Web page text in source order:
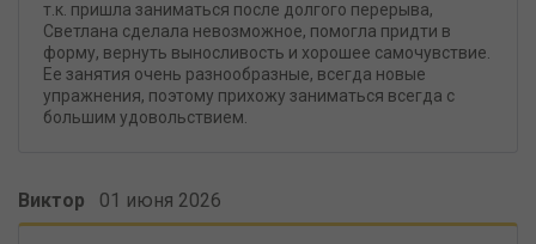
т.к. пришла заниматься после долгого перерыва,
Светлана сделала невозможное, помогла придти в
форму, вернуть выносливость и хорошее самочувствие.
Ее занятия очень разнообразные, всегда новые
упражнения, поэтому прихожу заниматься всегда с
большим удовольствием.
Виктор 01 июня 2026